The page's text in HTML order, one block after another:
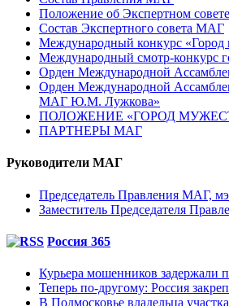
Положение об Экспертном
Состав Экспертного совета МАГ
Международный конкурс «Город
Международный смотр-конкурс
Орден Международной
Орден Международной
МАГ Ю.М. Лужкова»
ПОЛОЖЕНИЕ «ГОРОД
ПАРТНЕРЫ МАГ
Руководители МАГ
Председатель Правления МАГ,
Заместитель Председателя
Россия 365
Курьера мошенников задержали
Теперь по-другому: Россия
В Подмосковье владельца